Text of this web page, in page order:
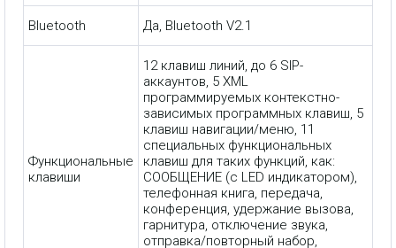
Bluetooth Да, Bluetooth V2.1
Функциональные
клавиши
12 клавиш линий, до 6 SIP-
аккаунтов, 5 XML
программируемых контекстно-
зависимых программных клавиш, 5
клавиш навигации/меню, 11
специальных функциональных
клавиш для таких функций, как:
СООБЩЕНИЕ (с LED индикатором),
телефонная книга, передача,
конференция, удержание вызова,
гарнитура, отключение звука,
отправка/повторный набор,